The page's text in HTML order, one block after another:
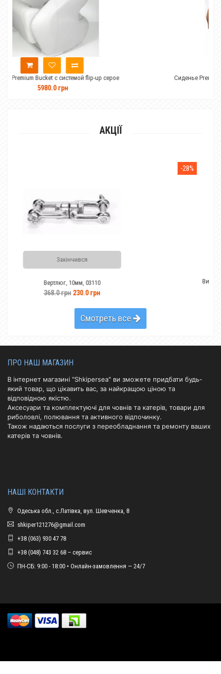
flip-up серое Сиденье Premium Bucket с системой flip-
АКЦІЇ
Винт Yamaha 60-85 HP (13-1/2x15-
Смотреть все
ПРО НАШ МАГАЗИН
В інтернет магазині "Shkipersea" ви зможете придбати будь-
який товар, що цікавить вас, за найкращою ціною та
відповідною якістю.
Аксесуари та комплектуючі для човнів та катерів, товари для
риболовлі, полювання та активного відпочинку.
Також надаються послуги з переобладнання та ремонту ваших
катерів та човнів.
НАШІ КОНТАКТИ
Одеська обл., с.Латівка, вул. Шевченка, 8
shkiper121276@gmail.com
+38 (063) 930 47 78
+38 (048) 743 32 68 – сервис
ПН-СБ: 9:00 - 18:00 • Онлайн-замовлення — 24/7